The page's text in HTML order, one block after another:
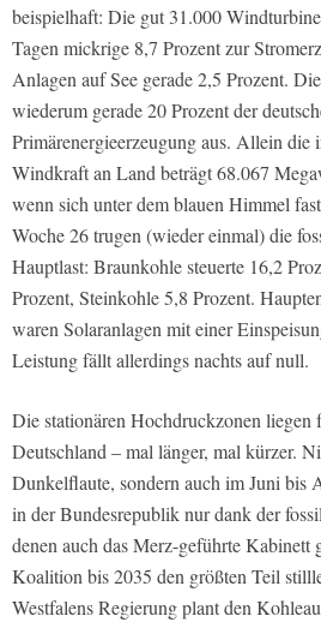
beispielhaft: Die gut 31.000
Tagen mickrige 8,7 Prozent zur
Anlagen auf See gerade 2,5 Prozent.
wiederum gerade 20 Prozent der
Primärenergieerzeugung aus. Allein die
Windkraft an Land beträgt 68.067
wenn sich unter dem blauen Himmel
Woche 26 trugen (wieder einmal) die
Hauptlast: Braunkohle steuerte 16,2
Prozent, Steinkohle 5,8 Prozent.
waren Solaranlagen mit einer
Leistung fällt allerdings nachts auf null.
Die stationären Hochdruckzonen liegen
Deutschland – mal länger, mal kürzer.
Dunkelflaute, sondern auch im Juni bis
in der Bundesrepublik nur dank der
denen auch das Merz-geführte Kabinett
Koalition bis 2035 den größten Teil
Westfalens Regierung plant den